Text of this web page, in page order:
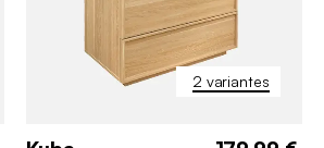
2 variantes